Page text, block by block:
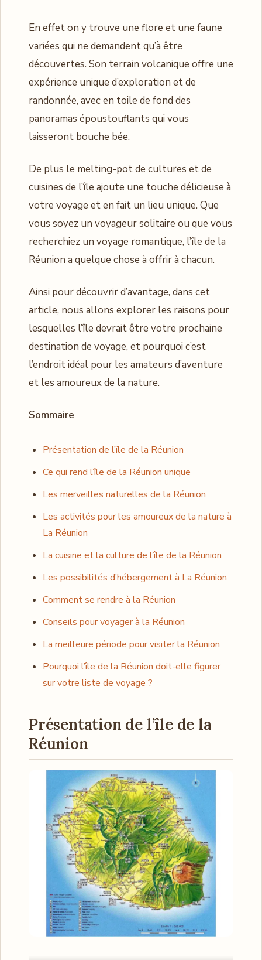
En effet on y trouve une flore et une faune
variées qui ne demandent qu’à être
découvertes. Son terrain volcanique offre une
expérience unique d’exploration et de
randonnée, avec en toile de fond des
panoramas époustouflants qui vous
laisseront bouche bée.
De plus le melting-pot de cultures et de
cuisines de l’île ajoute une touche délicieuse à
votre voyage et en fait un lieu unique. Que
vous soyez un voyageur solitaire ou que vous
recherchiez un voyage romantique, l’île de la
Réunion a quelque chose à offrir à chacun.
Ainsi pour découvrir d’avantage, dans cet
article, nous allons explorer les raisons pour
lesquelles l’île devrait être votre prochaine
destination de voyage, et pourquoi c’est
l’endroit idéal pour les amateurs d’aventure
et les amoureux de la nature.
Sommaire
Présentation de l’île de la Réunion
Ce qui rend l’île de la Réunion unique
Les merveilles naturelles de la Réunion
Les activités pour les amoureux de la nature à
La Réunion
La cuisine et la culture de l’île de la Réunion
Les possibilités d’hébergement à La Réunion
Comment se rendre à la Réunion
Conseils pour voyager à la Réunion
La meilleure période pour visiter la Réunion
Pourquoi l’île de la Réunion doit-elle figurer
sur votre liste de voyage ?
Présentation de l’île de la
Réunion